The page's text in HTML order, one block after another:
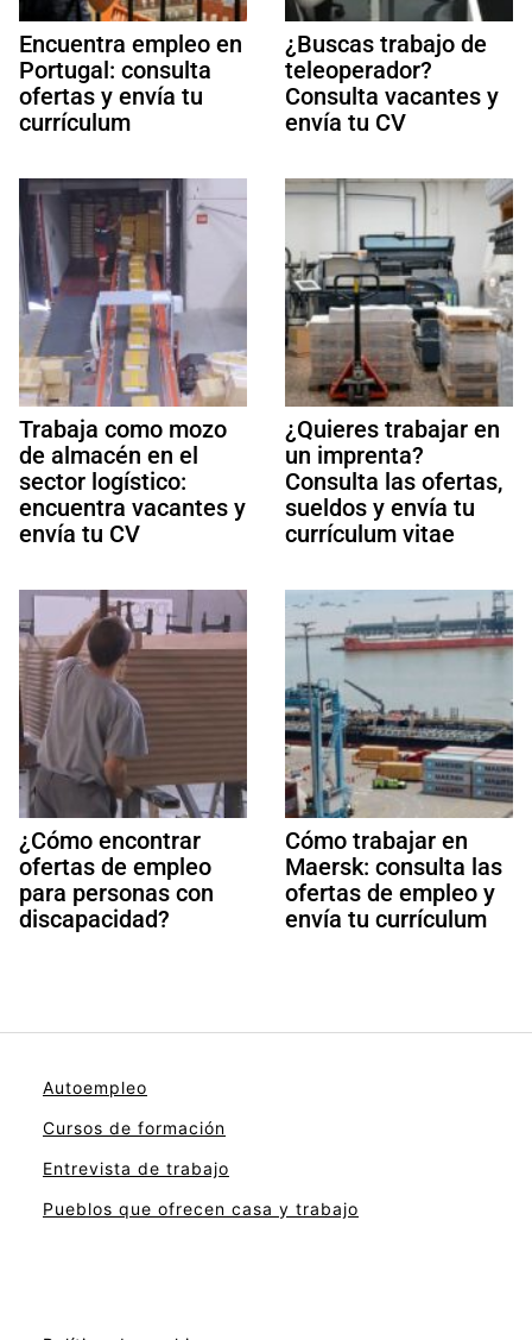
Encuentra empleo en
Portugal: consulta
ofertas y envía tu
currículum
¿Buscas trabajo de
teleoperador?
Consulta vacantes y
envía tu CV
Trabaja como mozo
de almacén en el
sector logístico:
encuentra vacantes y
envía tu CV
¿Quieres trabajar en
un imprenta?
Consulta las ofertas,
sueldos y envía tu
currículum vitae
¿Cómo encontrar
ofertas de empleo
para personas con
discapacidad?
Cómo trabajar en
Maersk: consulta las
ofertas de empleo y
envía tu currículum
Autoempleo
Cursos de formación
Entrevista de trabajo
Pueblos que ofrecen casa y trabajo